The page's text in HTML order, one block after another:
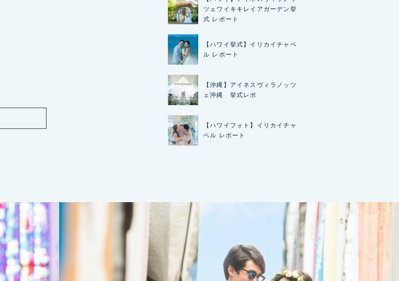
ツェワイキキレイアガーデン挙
式 レポート
【ハワイ挙式】イリカイチャペ
ル レポート
【沖縄】アイネスヴィラノッツ
ェ沖縄 挙式レポ
【ハワイフォト】イリカイチャ
ペル レポート